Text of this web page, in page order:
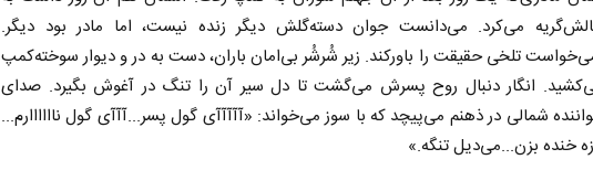
می‌کرد. می‌دانست جوان دسته‌گلش دیگر زنده نیست، اما مادر بود دیگر.
تلخی حقیقت را باورکند. زیر شُرشُر بی‌امان باران، دست به در و دیوار سوخته‌کمپ
انگار دنبال روح پسرش می‌گشت تا دل سیر آن را تنگ در آغوش بگیرد. صدای
شمالی در ذهنم می‌پیچد که با سوز می‌خواند: «آآآآآی گول پسر...آآآی گول ناااااارم...
خنده بزن...می‌دیل تنگه.»